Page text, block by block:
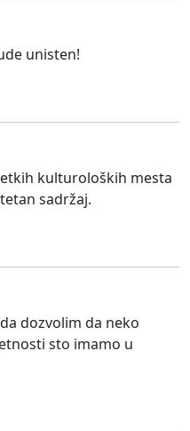
unisten!
kulturoloških mesta
sadržaj.
dozvolim da neko
sto imamo u